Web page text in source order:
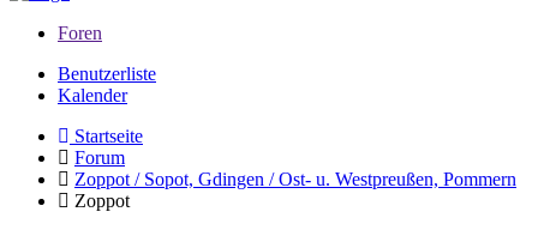
Foren
Benutzerliste
Kalender
Startseite
Forum
Zoppot / Sopot, Gdingen / Ost- u. Westpreußen, Pommern
Zoppot